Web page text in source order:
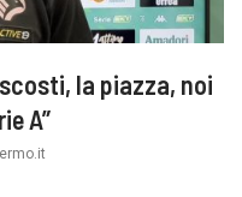
la piazza, noi
A”